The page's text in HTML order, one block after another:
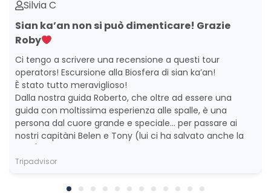
Silvia C
Sian ka’an non si può dimenticare! Grazie
Roby
Ci tengo a scrivere una recensione a questi tour
operators! Escursione alla Biosfera di sian ka’an!
È stato tutto meraviglioso!
Dalla nostra guida Roberto, che oltre ad essere una
guida con moltissima esperienza alle spalle, è una
persona dal cuore grande e speciale… per passare ai
nostri capitàni Belen e Tony (lui ci ha salvato anche la
molto altro… nel loro habitat naturale! Una vera magia!
Tripadvisor